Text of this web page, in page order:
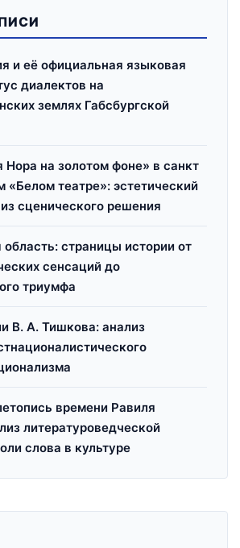
и её официальная языковая
диалектов на
землях Габсбургской
Нора на золотом фоне» в санкт
«Белом театре»: эстетический
сценического решения
страницы истории от
сенсаций до
триумфа
В. А. Тишкова: анализ
времени Равиля
литературоведческой
слова в культуре